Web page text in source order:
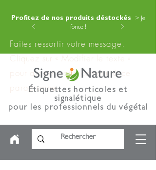
Profitez de nos produits déstockés
> Je
fonce !
Faites ressortir votre message.
Cliquez sur « Modifier le texte »
pour ajouter votre contenu à ce
paragraphe.
Étiquettes horticoles et
signalétique
pour les professionnels du végétal